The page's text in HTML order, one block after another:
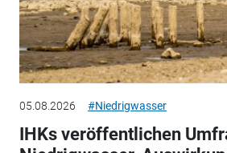
05.08.2026 #Niedrigwasser
IHKs veröffentlichen